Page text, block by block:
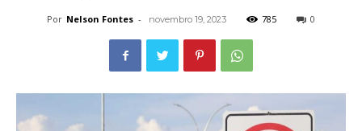
Por Nelson Fontes - novembro 19, 2023 785 0